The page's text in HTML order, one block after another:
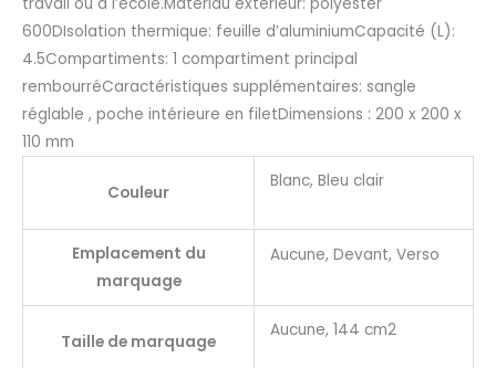
travail ou à l’école.Matériau extérieur: polyester
600DIsolation thermique: feuille d’aluminiumCapacité (L):
4.5Compartiments: 1 compartiment principal
rembourréCaractéristiques supplémentaires: sangle
réglable , poche intérieure en filetDimensions : 200 x 200 x
110 mm
Couleur
Blanc, Bleu clair
Emplacement du
marquage
Aucune, Devant, Verso
Taille de marquage
Aucune, 144 cm2